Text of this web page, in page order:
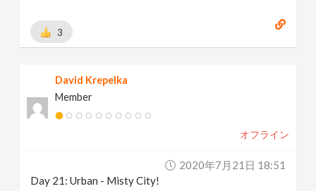
3
David Krepelka
Member
オフライン
2020年7月21日 18:51
Day 21: Urban - Misty City!